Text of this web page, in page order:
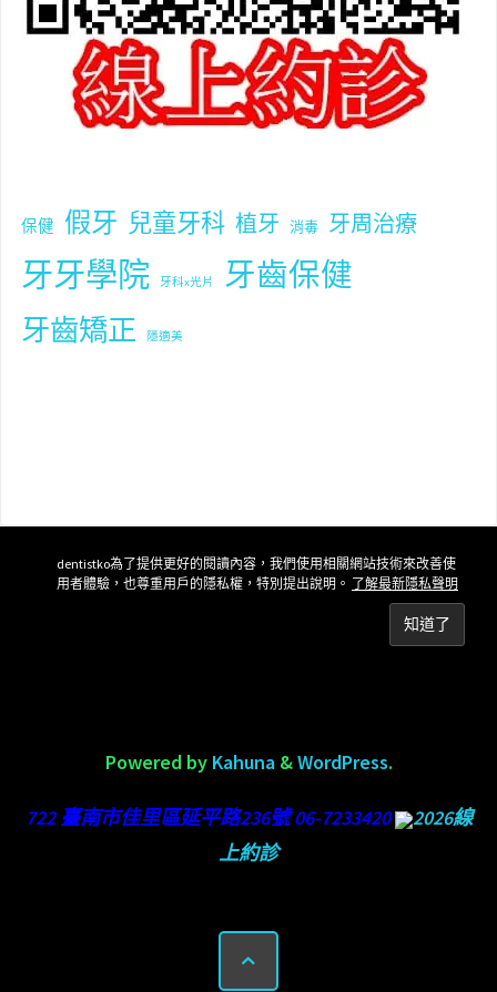
保健 假牙 兒童牙科 植牙 消毒 牙周治療
牙牙學院 牙科x光片 牙齒保健
牙齒矯正 隱適美
dentistko為了提供更好的閱讀內容，我們使用相關網站技術來改善使
用者體驗，也尊重用戶的隱私權，特別提出說明。 了解最新隱私聲明
Powered byKahuna&WordPress.
722 臺南市佳里區延平路236號 06-7233420
2026線
上約診